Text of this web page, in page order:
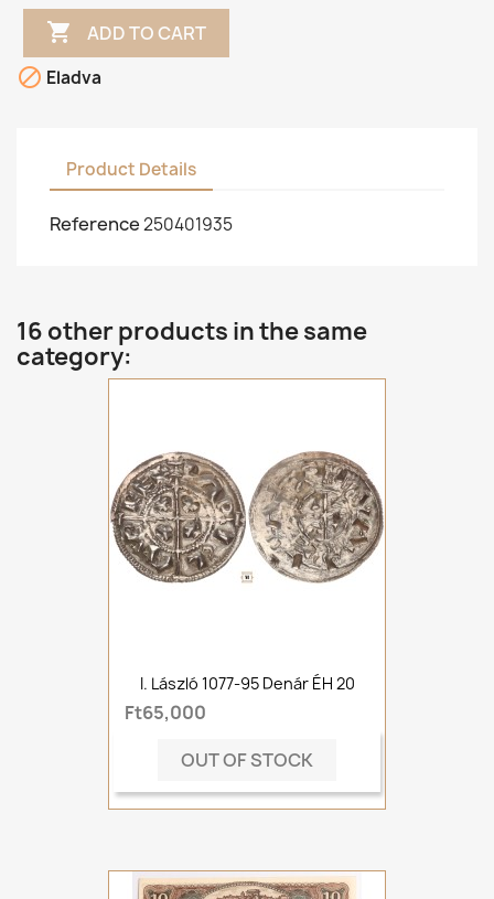
 ADD TO CART
 Eladva
Product Details
Reference250401935
16 other products in the same
category:
I. László 1077-95 Denár ÉH 20
Ft65,000
OUT OF STOCK